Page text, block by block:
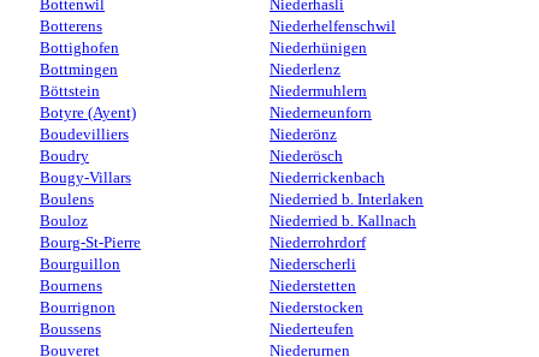
Bottenwil
Botterens
Bottighofen
Bottmingen
Böttstein
Botyre (Ayent)
Boudevilliers
Boudry
Bougy-Villars
Boulens
Bouloz
Bourg-St-Pierre
Bourguillon
Bournens
Bourrignon
Boussens
Bouveret
Niederhasli
Niederhelfenschwil
Niederhünigen
Niederlenz
Niedermuhlern
Niederneunforn
Niederönz
Niederösch
Niederrickenbach
Niederried b. Interlaken
Niederried b. Kallnach
Niederrohrdorf
Niederscherli
Niederstetten
Niederstocken
Niederteufen
Niederurnen